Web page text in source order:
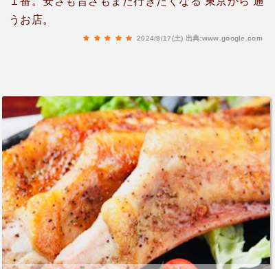
うお店。
2024/8/17(土) 出典:www.google.com